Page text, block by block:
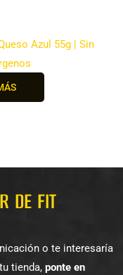
Azul 55g | Sin
DE FIT
o te interesaría
tienda, ponte en